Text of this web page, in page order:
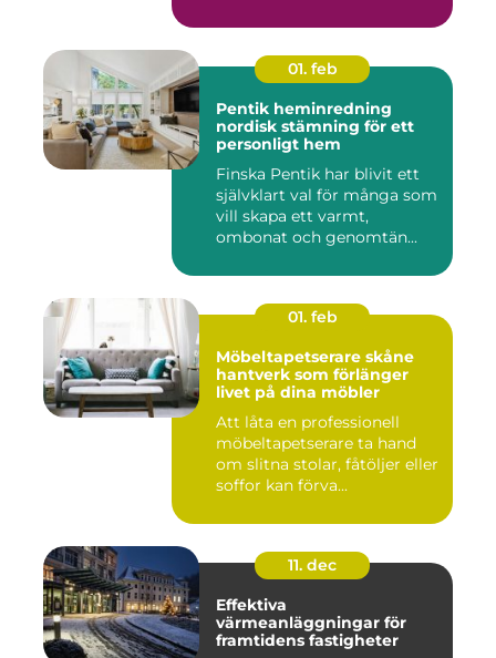
01. feb
Pentik heminredning
nordisk stämning för ett
personligt hem
Finska Pentik har blivit ett
självklart val för många som
vill skapa ett varmt,
ombonat och genomtän...
01. feb
Möbeltapetserare skåne
hantverk som förlänger
livet på dina möbler
Att låta en professionell
möbeltapetserare ta hand
om slitna stolar, fåtöljer eller
soffor kan förva...
11. dec
Effektiva
värmeanläggningar för
framtidens fastigheter